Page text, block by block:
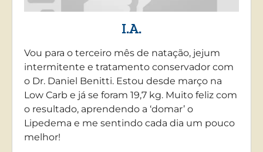
I.A.
Vou para o terceiro mês de natação, jejum
intermitente e tratamento conservador com
o Dr. Daniel Benitti. Estou desde março na
Low Carb e já se foram 19,7 kg. Muito feliz com
o resultado, aprendendo a ‘domar’ o
Lipedema e me sentindo cada dia um pouco
melhor!